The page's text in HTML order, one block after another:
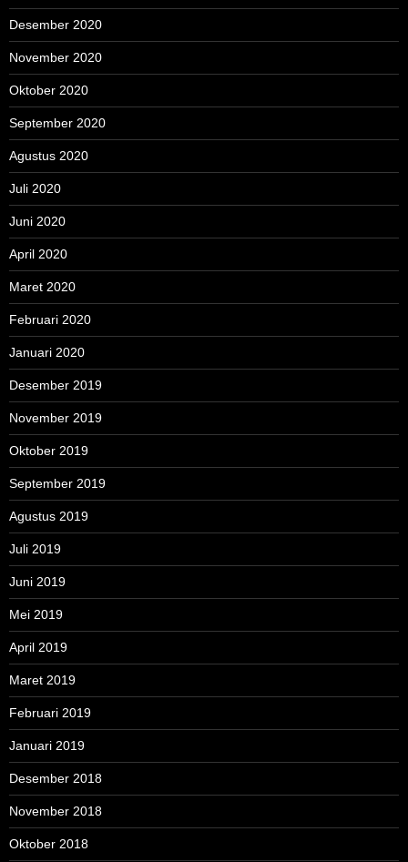
Desember 2020
November 2020
Oktober 2020
September 2020
Agustus 2020
Juli 2020
Juni 2020
April 2020
Maret 2020
Februari 2020
Januari 2020
Desember 2019
November 2019
Oktober 2019
September 2019
Agustus 2019
Juli 2019
Juni 2019
Mei 2019
April 2019
Maret 2019
Februari 2019
Januari 2019
Desember 2018
November 2018
Oktober 2018